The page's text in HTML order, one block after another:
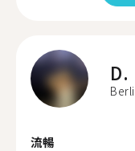
D.
流暢